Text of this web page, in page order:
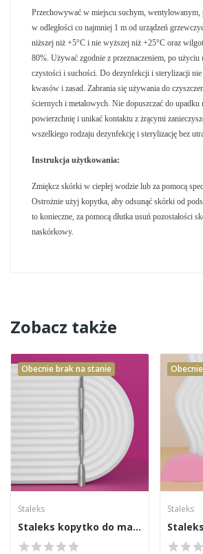
Przechowywać w miejscu suchym, wentylowanym,
w odległości co najmniej 1 m od urządzeń
niższej niż +5°C i nie wyższej niż +25°C oraz
80%. Używać zgodnie z przeznaczeniem, po
czystości i suchości. Do dezynfekcji i sterylizacji
kwasów i zasad. Zabrania się używania do
ściernych i metalowych. Nie dopuszczać do upadku
powierzchnię i unikać kontaktu z żrącymi
wszelkiego rodzaju dezynfekcję i sterylizację bez
Instrukcja użytkowania:
Zmiękcz skórki w ciepłej wodzie lub za pomocą
Ostrożnie użyj kopytka, aby odsunąć skórki od
to konieczne, za pomocą dłutka usuń pozostałości
naskórkowy.
Zobacz także
Obecnie brak na stanie
Staleks
Staleks kopytko do manicure Expert 90 Type 2
Staleks